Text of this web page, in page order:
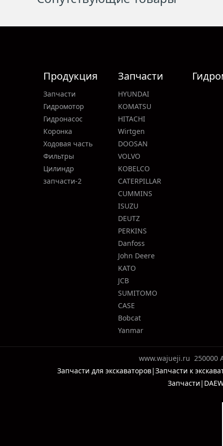
Продукция
Запчасти
Гидромотор
Гидронасос
Коронка
Ходовая часть
Фильтры
Цилиндр
запчасти-2
Запчасти
HYUNDAI
KOMATSU
HITACHI
Wirtgen
DOOSAN
VOLVO
KOBELCO
CATERPILLAR
CUMMINS
ISUZU
DEUTZ
PERKINS
Danfoss
John Deere
KATO
JCB
SUMITOMO
CASE
Bobcat
Yanmar
www.wajueji.ru 250000
Запчасти для экскаваторов|Запчасти к